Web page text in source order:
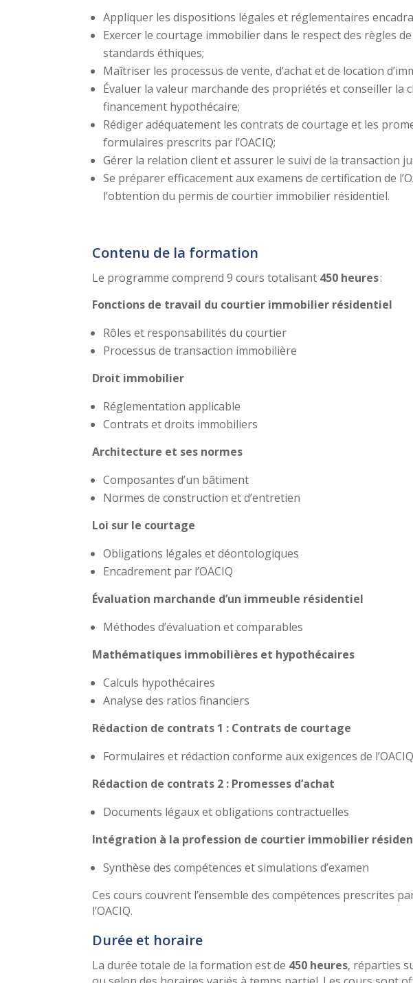
Appliquer les dispositions légales et réglementaires
Exercer le courtage immobilier dans le respect des règles de
standards éthiques;
Maîtriser les processus de vente, d’achat et de location
Évaluer la valeur marchande des propriétés et conseiller la
financement hypothécaire;
Rédiger adéquatement les contrats de courtage et les
formulaires prescrits par l’OACIQ;
Gérer la relation client et assurer le suivi de la transaction
Se préparer efficacement aux examens de certification de
l’obtention du permis de courtier immobilier résidentiel.
Contenu de la formation
Le programme comprend 9 cours totalisant 450 heures:
Fonctions de travail du courtier immobilier résidentiel
Rôles et responsabilités du courtier
Processus de transaction immobilière
Droit immobilier
Réglementation applicable
Contrats et droits immobiliers
Architecture et ses normes
Composantes d’un bâtiment
Normes de construction et d’entretien
Loi sur le courtage
Obligations légales et déontologiques
Encadrement par l’OACIQ
Évaluation marchande d’un immeuble résidentiel
Méthodes d’évaluation et comparables
Mathématiques immobilières et hypothécaires
Calculs hypothécaires
Analyse des ratios financiers
Rédaction de contrats 1 : Contrats de courtage
Formulaires et rédaction conforme aux exigences de l’OACIQ
Rédaction de contrats 2 : Promesses d’achat
Documents légaux et obligations contractuelles
Intégration à la profession de courtier immobilier
Synthèse des compétences et simulations d’examen
Ces cours couvrent l’ensemble des compétences prescrites
l’OACIQ.
Durée et horaire
La durée totale de la formation est de 450 heures, réparties